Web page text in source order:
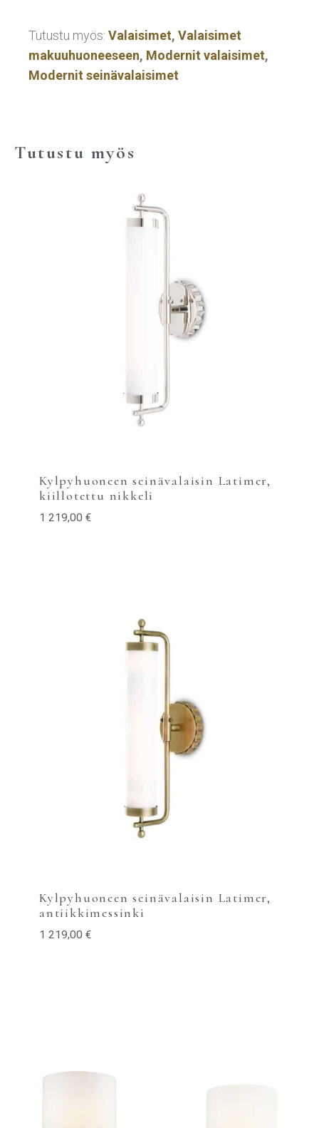
Tutustu myös: Valaisimet, Valaisimet
makuuhuoneeseen, Modernit valaisimet,
Modernit seinävalaisimet
Tutustu myös
Kylpyhuoneen seinävalaisin Latimer,
kiillotettu nikkeli
1 219,00 €
Kylpyhuoneen seinävalaisin Latimer,
antiikkimessinki
1 219,00 €